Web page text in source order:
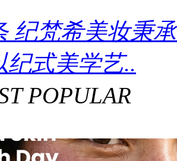
纪梵希美妆秉
纪式美学艺..
POPULAR